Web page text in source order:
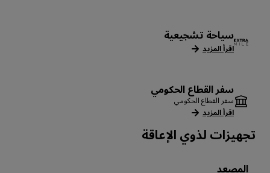
سياحة تشجيعية
اقرأ المزيد
سفر القطاع الحكومي
سفر القطاع الحكومي
اقرأ المزيد
تجهيزات لذوي الإعاقة
المصعد